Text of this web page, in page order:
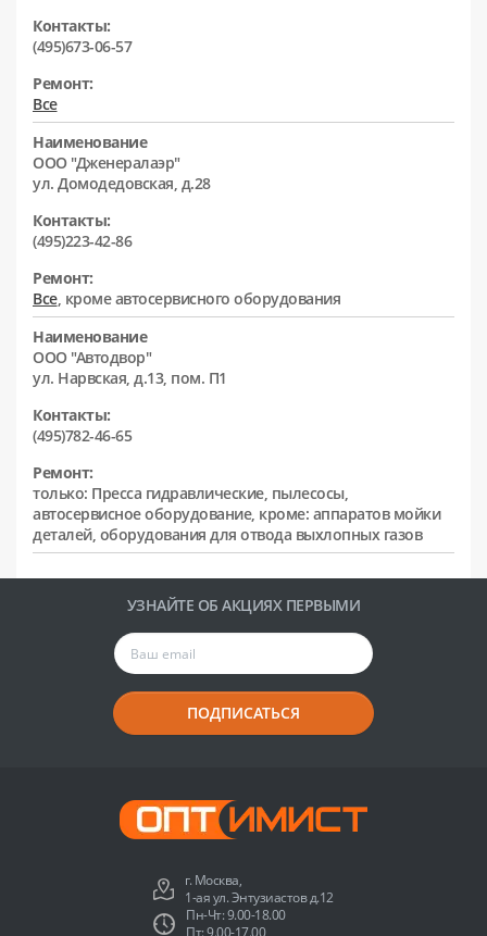
Контакты:
(495)673-06-57
Ремонт:
Все
Наименование
ООО "Дженералаэр"
ул. Домодедовская, д.28
Контакты:
(495)223-42-86
Ремонт:
Все, кроме автосервисного оборудования
Наименование
ООО "Автодвор"
ул. Нарвская, д.13, пом. П1
Контакты:
(495)782-46-65
Ремонт:
только: Пресса гидравлические, пылесосы,
автосервисное оборудование, кроме: аппаратов мойки
деталей, оборудования для отвода выхлопных газов
УЗНАЙТЕ ОБ АКЦИЯХ ПЕРВЫМИ
ПОДПИСАТЬСЯ
г. Москва,
1-ая ул. Энтузиастов д.12
Пн-Чт: 9.00-18.00
Пт: 9.00-17.00